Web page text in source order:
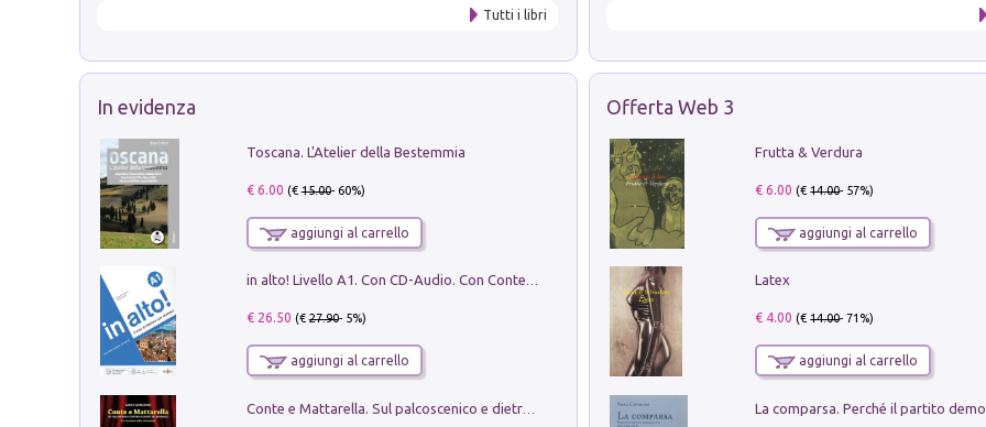
Tutti i libri
In evidenza
Toscana. L'Atelier della Bestemmia
€ 6.00 (€15.00- 60%)
aggiungi al carrello
in alto! Livello A1. Con CD-Audio. Con Contenuto digitale per accesso on line
€ 26.50 (€27.90- 5%)
aggiungi al carrello
Conte e Mattarella. Sul palcoscenico e dietro le quinte del Quirinale. Un racconto sulle istituzioni
Offerta Web 3
Frutta & Verdura
€ 6.00 (€14.00- 57%)
aggiungi al carrello
Latex
€ 4.00 (€14.00- 71%)
aggiungi al carrello